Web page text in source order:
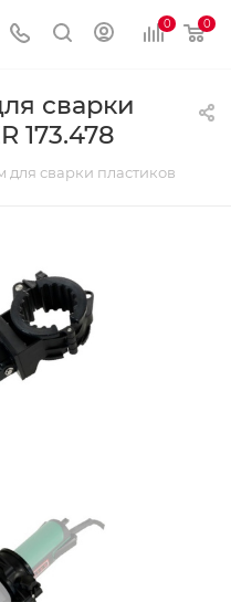
0 0
сварки
173.478
сварки пластиков